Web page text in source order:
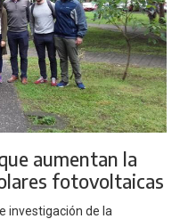
aumentan la
fotovoltaicas
investigación de la